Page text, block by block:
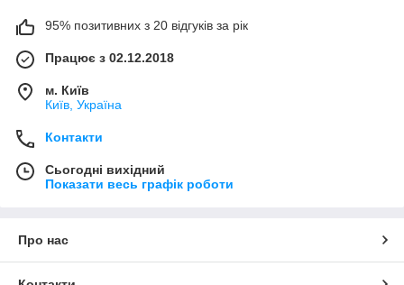
95% позитивних з 20 відгуків за рік
Працює з 02.12.2018
м. Київ
Київ, Україна
Контакти
Сьогодні вихідний
Показати весь графік роботи
Про нас